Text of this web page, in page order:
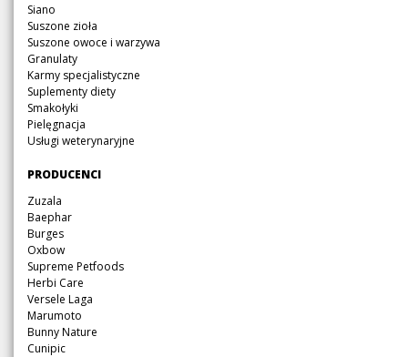
Pomiń
nawigację
Siano
Suszone zioła
Suszone owoce i warzywa
Granulaty
Karmy specjalistyczne
Suplementy diety
Smakołyki
Pielęgnacja
Usługi weterynaryjne
Pomiń
nawigację
PRODUCENCI
Pomiń
nawigację
Zuzala
Baephar
Burges
Oxbow
Supreme Petfoods
Herbi Care
Versele Laga
Marumoto
Bunny Nature
Cunipic